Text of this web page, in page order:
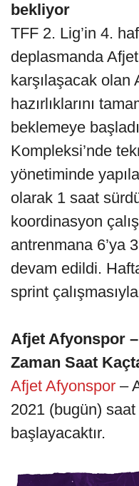
bekliyor
TFF 2. Lig’in 4.
deplasmanda
karşılaşacak olan
hazırlıklarını
beklemeye
Kompleksi’nde
yönetiminde
olarak 1 saat
koordinasyon
antrenmana 6’ya
devam edildi.
sprint
Afjet Afyonspor
Zaman Saat
Afjet Afyonspor –
2021 (bugün)
başlayacaktır.